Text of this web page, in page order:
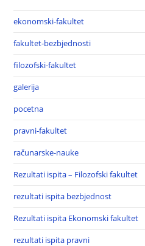
ekonomski-fakultet
fakultet-bezbjednosti
filozofski-fakultet
galerija
pocetna
pravni-fakultet
računarske-nauke
Rezultati ispita – Filozofski fakultet
rezultati ispita bezbjednost
Rezultati ispita Ekonomski fakultet
rezultati ispita pravni